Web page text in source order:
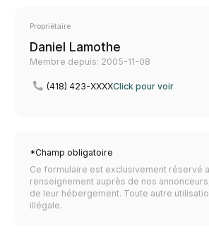
Propriétaire
Daniel Lamothe
Membre depuis: 2005-11-08
(418) 423-XXXXClick pour voir
*Champ obligatoire
Ce formulaire est exclusivement réservé
renseignement auprès de nos
de leur hébergement. Toute autre
illégale.